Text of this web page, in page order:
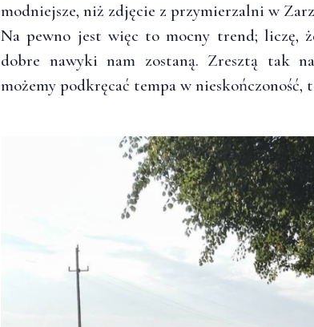
modniejsze, niż zdjęcie z przymierzalni w
Na pewno jest więc to mocny trend; liczę,
dobre nawyki nam zostaną. Zresztą tak
możemy podkręcać tempa w